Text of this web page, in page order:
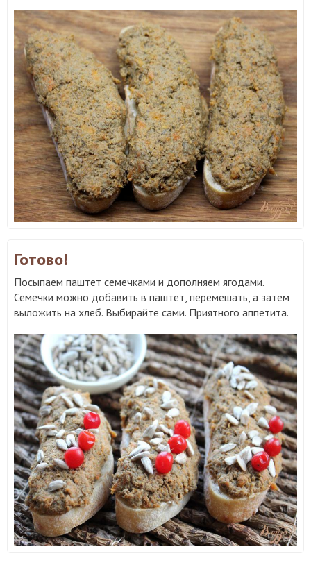
Готово!
Посыпаем паштет семечками и дополняем ягодами.
Семечки можно добавить в паштет, перемешать, а затем
выложить на хлеб. Выбирайте сами. Приятного аппетита.